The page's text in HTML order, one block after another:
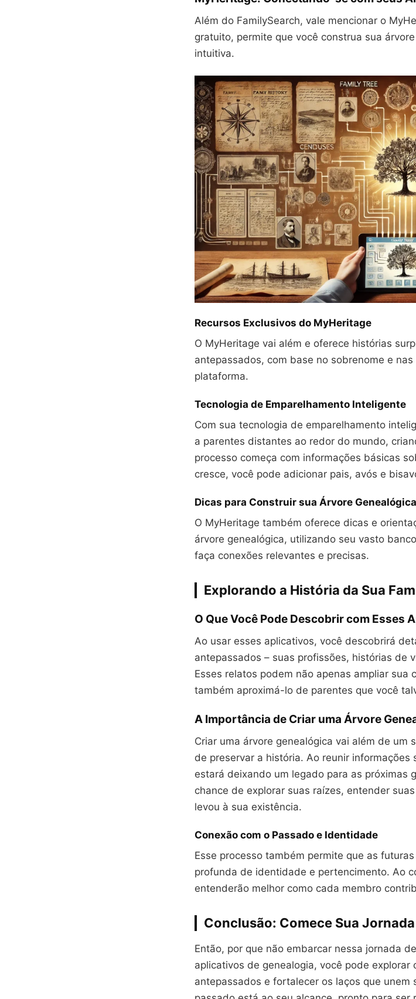
Além do FamilySearch, vale mencionar o
gratuito, permite que você construa sua
intuitiva.
Recursos Exclusivos do MyHeritage
O MyHeritage vai além e oferece histórias
antepassados, com base no sobrenome e
plataforma.
Tecnologia de Emparelhamento Inteligente
Com sua tecnologia de emparelhamento
a parentes distantes ao redor do mundo,
processo começa com informações básicas
cresce, você pode adicionar pais, avós e
Dicas para Construir sua Árvore Genealógica
O MyHeritage também oferece dicas e
árvore genealógica, utilizando seu vasto
faça conexões relevantes e precisas.
Explorando a História da Sua
O Que Você Pode Descobrir com Esses
Ao usar esses aplicativos, você descobrirá
antepassados – suas profissões, histórias de
Esses relatos podem não apenas ampliar sua
também aproximá-lo de parentes que você
A Importância de Criar uma Árvore
Criar uma árvore genealógica vai além de um
de preservar a história. Ao reunir informações
estará deixando um legado para as próximas
chance de explorar suas raízes, entender
levou à sua existência.
Conexão com o Passado e Identidade
Esse processo também permite que as
profunda de identidade e pertencimento. Ao
entenderão melhor como cada membro
Conclusão: Comece Sua
Então, por que não embarcar nessa jornada
aplicativos de genealogia, você pode explorar
antepassados e fortalecer os laços que unem